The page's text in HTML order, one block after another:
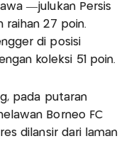
—julukan Persis
raihan 27 poin.
di posisi
koleksi 51 poin.
pada putaran
Borneo FC
dilansir dari laman